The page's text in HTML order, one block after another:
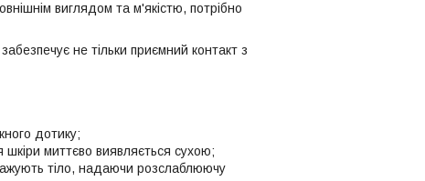
виглядом та м'якістю, потрібно
не тільки приємний контакт з
дотику;
шкіри миттєво виявляється сухою;
тіло, надаючи розслаблюючу